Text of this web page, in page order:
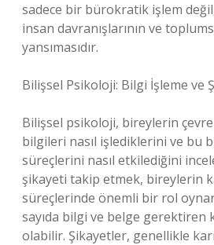
sadece bir bürokratik işlem
insan davranışlarının ve
yansımasıdır.
Bilişsel Psikoloji: Bilgi İşleme ve
Bilişsel psikoloji, bireylerin
bilgileri nasıl işlediklerini ve bu
süreçlerini nasıl etkilediğini
şikayeti takip etmek, bireylerin
süreçlerinde önemli bir rol
sayıda bilgi ve belge gerektiren
olabilir. Şikayetler, genellikle